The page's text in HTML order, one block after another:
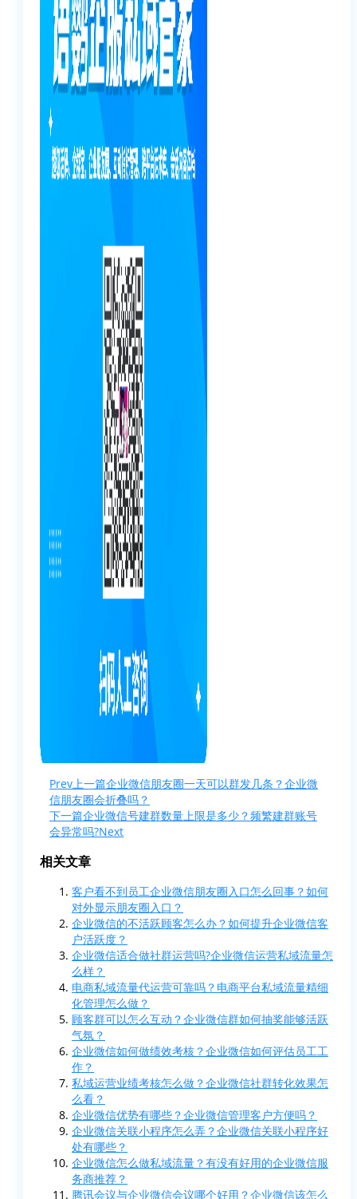
Prev 上一篇企业微信朋友圈一天可以群发几条？企业微
信朋友圈会折叠吗？
下一篇企业微信号建群数量上限是多少？频繁建群账号
会异常吗?Next
相关文章
客户看不到员工企业微信朋友圈入口怎么回事？如何
对外显示朋友圈入口？
企业微信的不活跃顾客怎么办？如何提升企业微信客
户活跃度？
企业微信适合做社群运营吗?企业微信运营私域流量怎
么样？
电商私域流量代运营可靠吗？电商平台私域流量精细
化管理怎么做？
顾客群可以怎么互动？企业微信群如何抽奖能够活跃
气氛？
企业微信如何做绩效考核？企业微信如何评估员工工
作？
私域运营业绩考核怎么做？企业微信社群转化效果怎
么看？
企业微信优势有哪些？企业微信管理客户方便吗？
企业微信关联小程序怎么弄？企业微信关联小程序好
处有哪些？
企业微信怎么做私域流量？有没有好用的企业微信服
务商推荐？
腾讯会议与企业微信会议哪个好用？企业微信该怎么